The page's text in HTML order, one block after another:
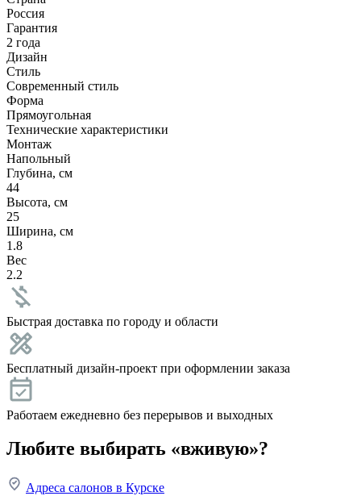
Россия
Гарантия
2 года
Дизайн
Стиль
Современный стиль
Форма
Прямоугольная
Технические характеристики
Монтаж
Напольный
Глубина, см
44
Высота, см
25
Ширина, см
1.8
Вес
2.2
Быстрая доставка по городу и области
Бесплатный дизайн-проект при оформлении заказа
Работаем ежедневно без перерывов и выходных
Любите выбирать «вживую»?
Адреса салонов в Курске